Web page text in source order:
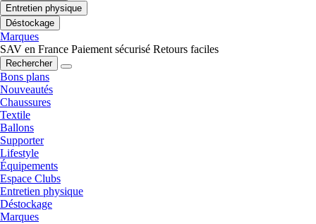
Entretien physique
Déstockage
Marques
SAV en France Paiement sécurisé Retours faciles
Rechercher
Bons plans
Nouveautés
Chaussures
Textile
Ballons
Supporter
Lifestyle
Équipements
Espace Clubs
Entretien physique
Déstockage
Marques